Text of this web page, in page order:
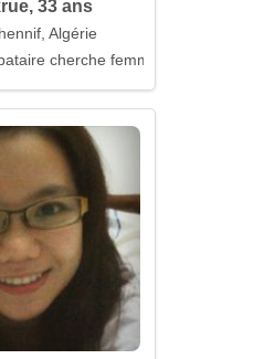
33 ans
Algérie
cherche femme